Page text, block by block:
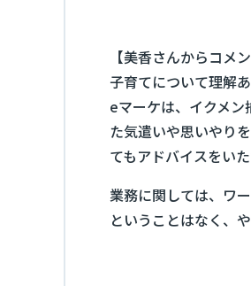
【美香さんからコメン
子育てについて理解
eマーケは、イクメ
た気遣いや思いやり
てもアドバイスをい
業務に関しては、ワ
ということはなく、